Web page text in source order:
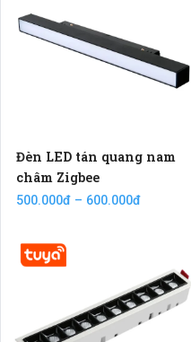
Đèn LED tán quang nam
châm Zigbee
500.000đ – 600.000đ